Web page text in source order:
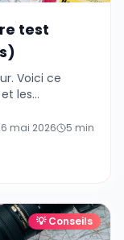
test
Voici ce
les
mai 2026 5 min
💡 Conseils